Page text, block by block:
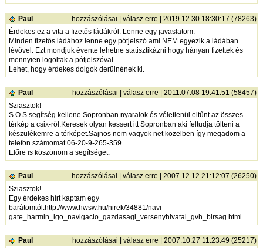
Paul hozzászólásai |válasz erre | 2019.12.30 18:30:17 (78263)
Érdekes ez a vita a fizetős ládákról. Lenne egy javaslatom.
Minden fizetős ládához lenne egy pótjelszó ami NEM egyezik a ládában
lévővel. Ezt mondjuk évente lehetne statisztikázni hogy hányan fizettek és
mennyien logoltak a pótjelszóval.
Lehet, hogy érdekes dolgok derülnének ki.
Paul hozzászólásai |válasz erre | 2011.07.08 19:41:51 (58457)
Sziasztok!
S.O.S segítség kellene.Sopronban nyaralok és véletlenül eltűnt az összes
térkép a csix-ről.Keresek olyan kessert itt Sopronban aki feltudja tölteni a
készülékemre a térképet.Sajnos nem vagyok net közelben így megadom a
telefon számomat.06-20-9-265-359
Előre is köszönöm a segítséget.
Paul hozzászólásai |válasz erre | 2007.12.12 21:12:07 (26250)
Sziasztok!
Egy érdekes hírt kaptam egy
barátomtól:http://www.hwsw.hu/hirek/34881/navi-
gate_harmin_igo_navigacio_gazdasagi_versenyhivatal_gvh_birsag.html
Paul hozzászólásai |válasz erre | 2007.10.27 11:23:49 (25217)